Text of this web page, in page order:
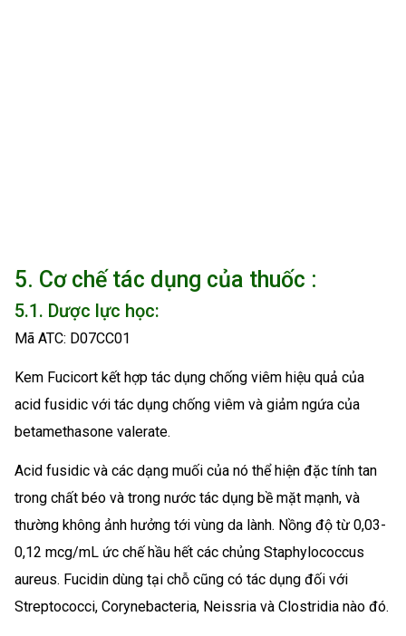
5. Cơ chế tác dụng của thuốc :
5.1. Dược lực học:
Mã ATC: D07CC01
Kem Fucicort kết hợp tác dụng chống viêm hiệu quả của
acid fusidic với tác dụng chống viêm và giảm ngứa của
betamethasone valerate.
Acid fusidic và các dạng muối của nó thể hiện đặc tính tan
trong chất béo và trong nước tác dụng bề mặt mạnh, và
thường không ảnh hưởng tới vùng da lành. Nồng độ từ 0,03-
0,12 mcg/mL ức chế hầu hết các chủng Staphylococcus
aureus. Fucidin dùng tại chỗ cũng có tác dụng đối với
Streptococci, Corynebacteria, Neissria và Clostridia nào đó.